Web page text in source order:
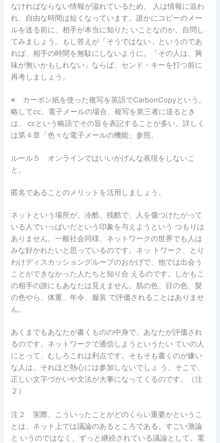
なければならない情報が溢れているため、 人は情報に追わ
れ、自由な時間は短くなっています。誰かにコピーのメー
ルを送る前に、相手が本当に知りた いことなのか、自問し
てみましょう。もし答えが「そうではない」というのであ
れば、相手の時間を無駄にしないように。「その人は、興
味が無いかもしれない」ならば、センド・キーを打つ前に
再考しましょう。
※ カーボン紙を使った複写を英語でCarbonCopyという。
略してcc。電子メールの場合、複写を第三者に送るとき
は、 ccという略語でその旨を表記することが多い。詳しく
は第４章「色々な電子メールの機能」参照。
ルール５ オンラインではいいかげんな表現をしないこ
と。
匿名であることのメリットを活用しましょう。
ネットという場所が、冷酷、残酷で、人を傷つけたがって
いる人でいっぱいだという印象を与えようという つもりは
ありません。一般社会同様、ネットワークの世界でも人は
みな好かれたいと思っているのです。ネッ トワーク、とり
わけディスカッショングループのおかげで、他では出会う
ことができなかった人たちと知り合 えるのです。しかもこ
の相手の誰にもあなたは見えません。肌の色、目の色、髪
の色やら、体重、年令、服装 で評価されることはありませ
ん。
あくまでもあなたが書くものの中身で、あなたが評価され
るのです。ネットワークで通信しようというたい ていの人
にとって、むしろこれは利点です。そもそも書くのが嫌い
な人は、それほど熱心には参加しないでしょ う。そこで、
正しい文字づかいや文法が大事になってくるのです。（注
２）
注２ 実際、こういったことがどのくらい重要かというこ
とは、ネット上では議論のあるところである。すごい激論
と いうのではなく、ずっと継続されている議論として。電